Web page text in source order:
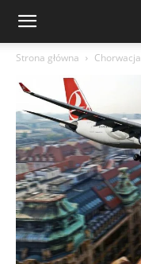
Strona główna Chorwacja